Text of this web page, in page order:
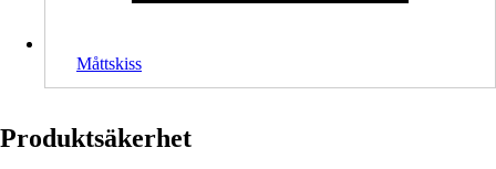
Måttskiss
Produktsäkerhet